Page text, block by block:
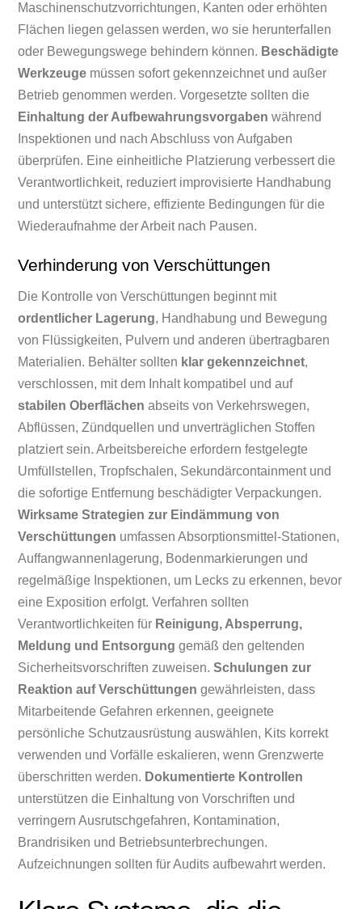
Maschinenschutzvorrichtungen, Kanten oder erhöhten
Flächen liegen gelassen werden, wo sie herunterfallen
oder Bewegungswege behindern können. Beschädigte
Werkzeuge müssen sofort gekennzeichnet und außer
Betrieb genommen werden. Vorgesetzte sollten die
Einhaltung der Aufbewahrungsvorgaben während
Inspektionen und nach Abschluss von Aufgaben
überprüfen. Eine einheitliche Platzierung verbessert die
Verantwortlichkeit, reduziert improvisierte Handhabung
und unterstützt sichere, effiziente Bedingungen für die
Wiederaufnahme der Arbeit nach Pausen.
Verhinderung von Verschüttungen
Die Kontrolle von Verschüttungen beginnt mit
ordentlicher Lagerung, Handhabung und Bewegung
von Flüssigkeiten, Pulvern und anderen übertragbaren
Materialien. Behälter sollten klar gekennzeichnet,
verschlossen, mit dem Inhalt kompatibel und auf
stabilen Oberflächen abseits von Verkehrswegen,
Abflüssen, Zündquellen und unverträglichen Stoffen
platziert sein. Arbeitsbereiche erfordern festgelegte
Umfüllstellen, Tropfschalen, Sekundärcontainment und
die sofortige Entfernung beschädigter Verpackungen.
Wirksame Strategien zur Eindämmung von
Verschüttungen umfassen Absorptionsmittel-Stationen,
Auffangwannenlagerung, Bodenmarkierungen und
regelmäßige Inspektionen, um Lecks zu erkennen, bevor
eine Exposition erfolgt. Verfahren sollten
Verantwortlichkeiten für Reinigung, Absperrung,
Meldung und Entsorgung gemäß den geltenden
Sicherheitsvorschriften zuweisen.Schulungen zur
Reaktion auf Verschüttungen gewährleisten, dass
Mitarbeitende Gefahren erkennen, geeignete
persönliche Schutzausrüstung auswählen, Kits korrekt
verwenden und Vorfälle eskalieren, wenn Grenzwerte
überschritten werden. Dokumentierte Kontrollen
unterstützen die Einhaltung von Vorschriften und
verringern Ausrutschgefahren, Kontamination,
Brandrisiken und Betriebsunterbrechungen.
Aufzeichnungen sollten für Audits aufbewahrt werden.